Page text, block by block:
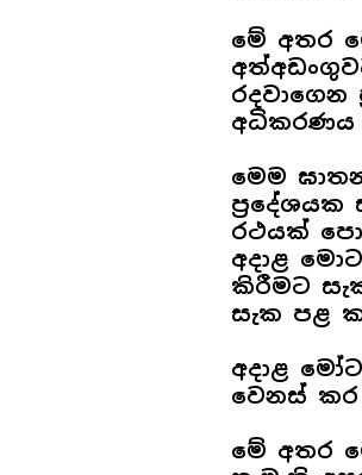
මේ අතර
රදවාගෙන
අධිකරණය
මෙම
රථයක්
අදාළ
කිරීමට
සැක පළ
අදාළ
වෙනස් කර
මේ අතර